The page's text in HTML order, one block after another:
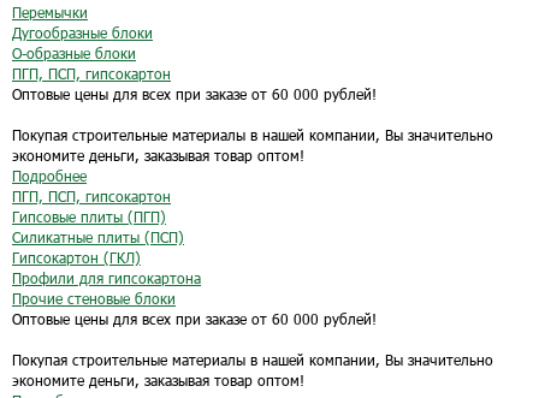
Перемычки
Дугообразные блоки
O-образные блоки
ПГП, ПСП, гипсокартон
Оптовые цены для всех при заказе от 60 000 рублей!
Покупая строительные материалы в нашей компании, Вы значительно
экономите деньги, заказывая товар оптом!
Подробнее
ПГП, ПСП, гипсокартон
Гипсовые плиты (ПГП)
Силикатные плиты (ПСП)
Гипсокартон (ГКЛ)
Профили для гипсокартона
Прочие стеновые блоки
Оптовые цены для всех при заказе от 60 000 рублей!
Покупая строительные материалы в нашей компании, Вы значительно
экономите деньги, заказывая товар оптом!